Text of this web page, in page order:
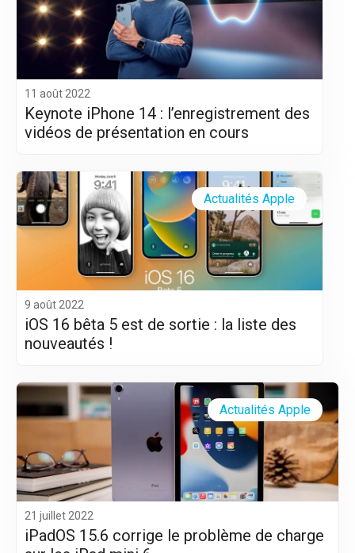
11 août 2022
Keynote iPhone 14 : l’enregistrement des
vidéos de présentation en cours
9 août 2022
iOS 16 bêta 5 est de sortie : la liste des
nouveautés !
Actualités Apple
21 juillet 2022
iPadOS 15.6 corrige le problème de charge
Actualités Apple